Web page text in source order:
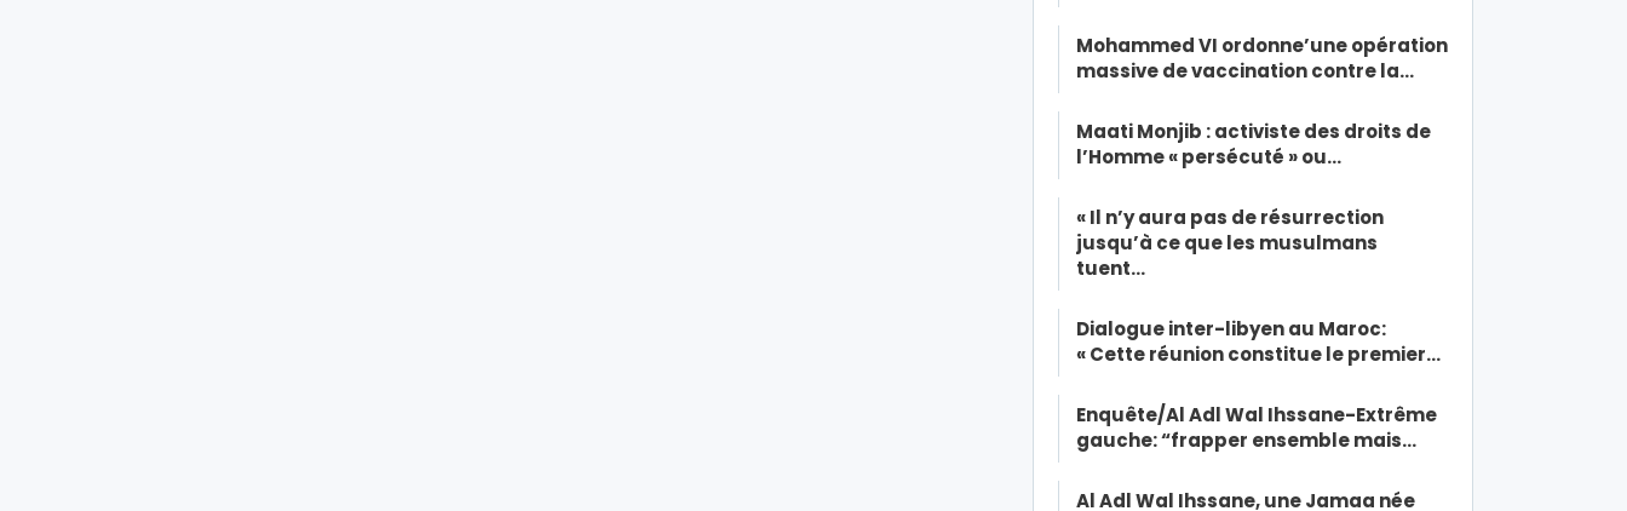
Mohammed VI ordonne’une opération
massive de vaccination contre la…
Maati Monjib : activiste des droits de
l’Homme « persécuté » ou…
« Il n’y aura pas de résurrection
jusqu’à ce que les musulmans
tuent…
Dialogue inter-libyen au Maroc:
« Cette réunion constitue le premier…
Enquête/Al Adl Wal Ihssane-Extrême
gauche: “frapper ensemble mais…
Al Adl Wal Ihssane, une Jamaa née